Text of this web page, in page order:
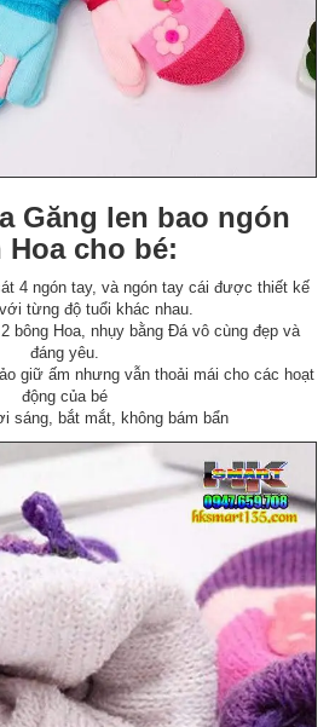
Găng len bao ngón
Hoa cho bé:
4 ngón tay, và ngón tay cái được thiết kế
từng độ tuổi khác nhau.
bông Hoa, nhụy bằng Đá vô cùng đẹp và
đáng yêu.
giữ ấm nhưng vẫn thoải mái cho các hoạt
động của bé
sáng, bắt mắt, không bám bẩn